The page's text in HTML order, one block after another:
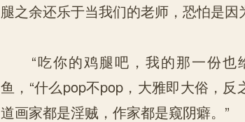
腿之余还乐于当我们的老师，恐怕是因
“吃你的鸡腿吧，我的那一份也
鱼，“什么pop不pop，大雅即大俗，反
道画家都是淫贼，作家都是窥阴癖。”